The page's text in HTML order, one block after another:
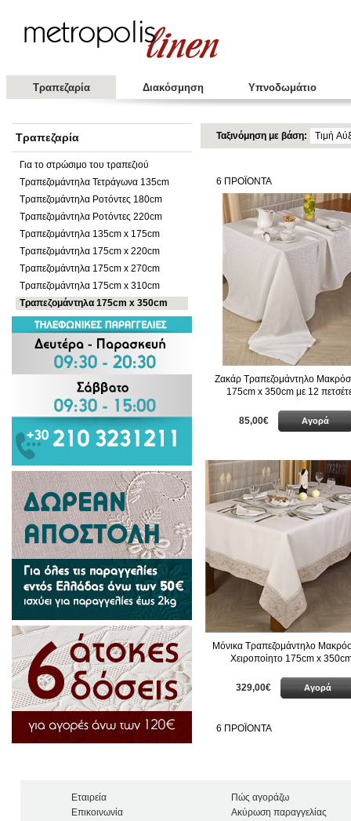
Τραπεζαρία Διακόσμηση Υπνοδωμάτιο
Τραπεζαρία
Για το στρώσιμο του τραπεζιού
Τραπεζομάντηλα Τετράγωνα 135cm
Τραπεζομάντηλα Ροτόντες 180cm
Τραπεζομάντηλα Ροτόντες 220cm
Τραπεζομάντηλα 135cm x 175cm
Τραπεζομάντηλα 175cm x 220cm
Τραπεζομάντηλα 175cm x 270cm
Τραπεζομάντηλα 175cm x 310cm
Τραπεζομάντηλα 175cm x 350cm
Ταξινόμηση με βάση:
6 ΠΡΟΪΟΝΤΑ
Ζακάρ Τραπεζομάντηλο
175cm x 350cm με 12
85,00€ Αγορά
Μόνικα Τραπεζομάντηλο
Χειροποίητο 175cm x
329,00€ Αγορά
6 ΠΡΟΪΟΝΤΑ
Εταιρεία
Πώς αγοράζω
Επικοινωνία
Ακύρωση παραγγελίας